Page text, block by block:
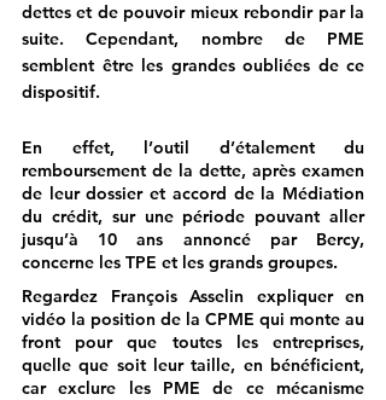
dettes et de pouvoir mieux rebondir par la
suite. Cependant, nombre de PME
semblent être les grandes oubliées de ce
dispositif.
En effet, l’outil d’étalement du
remboursement de la dette, après examen
de leur dossier et accord de la Médiation
du crédit, sur une période pouvant aller
jusqu’à 10 ans annoncé par Bercy,
concerne les TPE et les grands groupes.
Regardez François Asselin expliquer en
vidéo la position de la CPME qui monte au
front pour que toutes les entreprises,
quelle que soit leur taille, en bénéficient,
car exclure les PME de ce mécanisme